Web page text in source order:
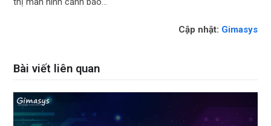
Cập nhật: Gimasys
Bài viết liên quan